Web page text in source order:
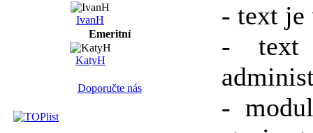
IvanH
Emeritní
KatyH
Doporučte nás
- text je
- text
-